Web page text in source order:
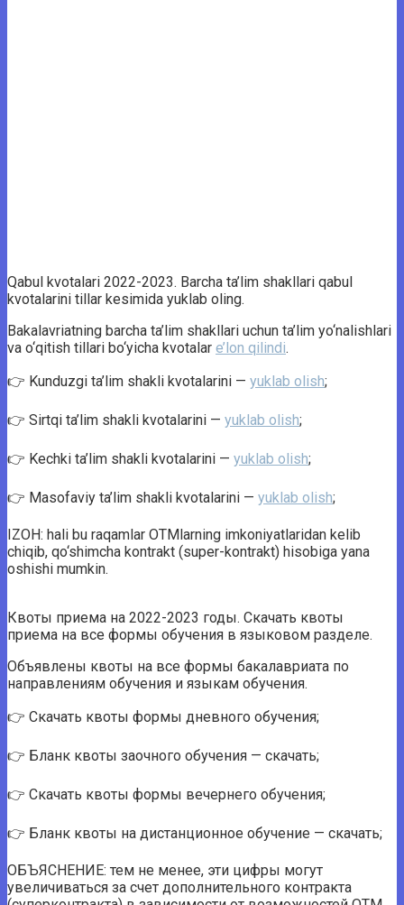
Qabul kvotalari 2022-2023. Barcha ta’lim shakllari qabul
kvotalarini tillar kesimida yuklab oling.
Bakalavriatning barcha ta’lim shakllari uchun ta’lim yo‘nalishlari
va o‘qitish tillari bo‘yicha kvotalar e’lon qilindi.
👉 Kunduzgi ta’lim shakli kvotalarini — yuklab olish;
👉 Sirtqi ta’lim shakli kvotalarini — yuklab olish;
👉 Kechki ta’lim shakli kvotalarini — yuklab olish;
👉 Masofaviy ta’lim shakli kvotalarini — yuklab olish;
IZOH: hali bu raqamlar OTMlarning imkoniyatlaridan kelib
chiqib, qo‘shimcha kontrakt (super-kontrakt) hisobiga yana
oshishi mumkin.
Квоты приема на 2022-2023 годы. Скачать квоты
приема на все формы обучения в языковом разделе.
Объявлены квоты на все формы бакалавриата по
направлениям обучения и языкам обучения.
👉 Скачать квоты формы дневного обучения;
👉 Бланк квоты заочного обучения — скачать;
👉 Скачать квоты формы вечернего обучения;
👉 Бланк квоты на дистанционное обучение — скачать;
ОБЪЯСНЕНИЕ: тем не менее, эти цифры могут
увеличиваться за счет дополнительного контракта